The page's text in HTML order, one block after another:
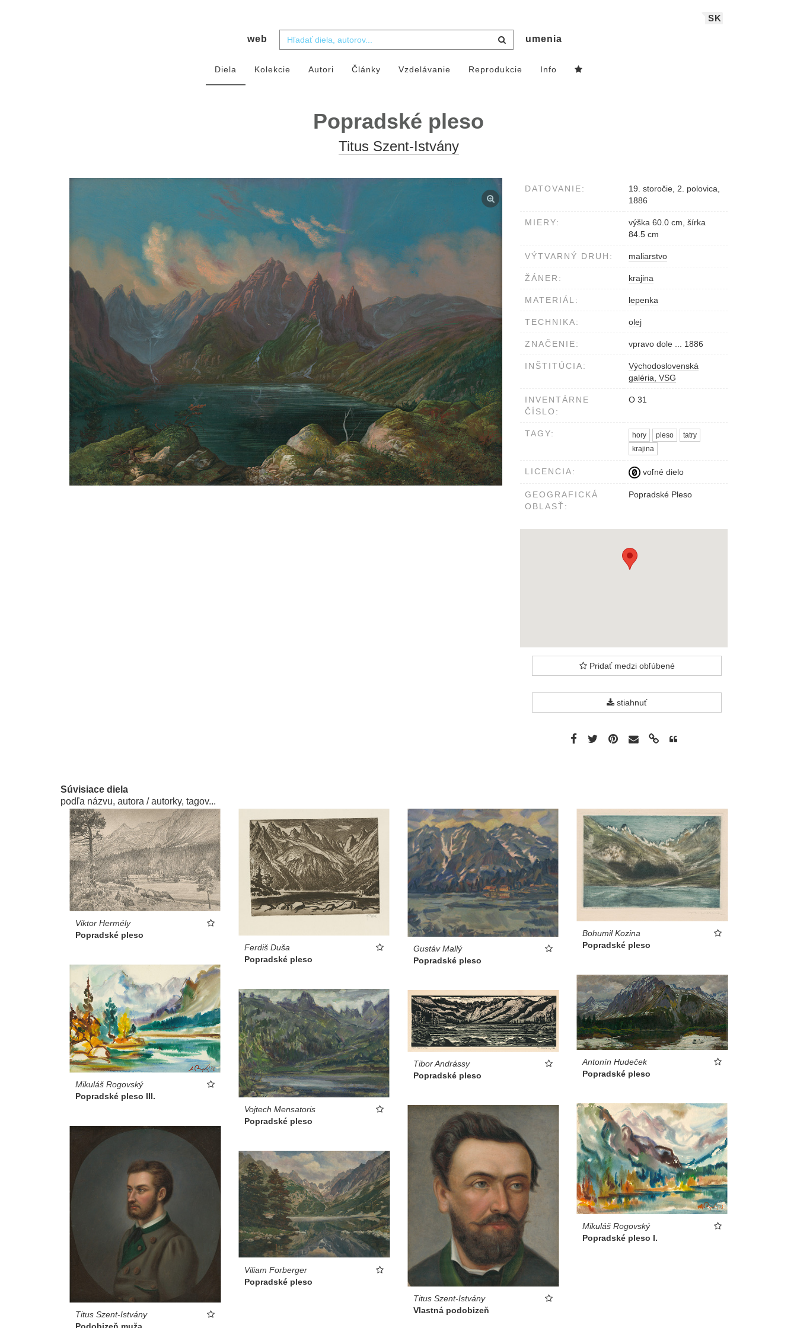
SK
web umenia
Diela Kolekcie Autori Články Vzdelávanie Reprodukcie Info
Popradské pleso
Titus Szent-Istvány
DATOVANIE:
19. storočie, 2. polovica,
1886
MIERY:
výška 60.0 cm, šírka
84.5 cm
VÝTVARNÝ DRUH: maliarstvo
ŽÁNER: krajina
MATERIÁL: lepenka
TECHNIKA: olej
ZNAČENIE: vpravo dole ... 1886
INŠTITÚCIA:
Východoslovenská
galéria, VSG
INVENTÁRNE
ČÍSLO:
O 31
TAGY: hory pleso
tatry
krajina
LICENCIA: voľné dielo
GEOGRAFICKÁ
OBLASŤ:
Popradské Pleso
Pridať medzi obľúbené
stiahnuť
Súvisiace diela
podľa názvu, autora / autorky, tagov...
Viktor Hermély
Popradské pleso
Ferdiš Duša
Popradské pleso
Gustáv Mallý
Popradské pleso
Bohumil Kozina
Popradské pleso
Mikuláš Rogovský
Popradské pleso III.
Antonín Hudeček
Popradské pleso
Vojtech Mensatoris
Popradské pleso
Tibor Andrássy
Popradské pleso
Mikuláš Rogovský
Popradské pleso I.
Titus Szent-Istvány
Vlastná podobizeň
Titus Szent-Istvány
Viliam Forberger
Popradské pleso